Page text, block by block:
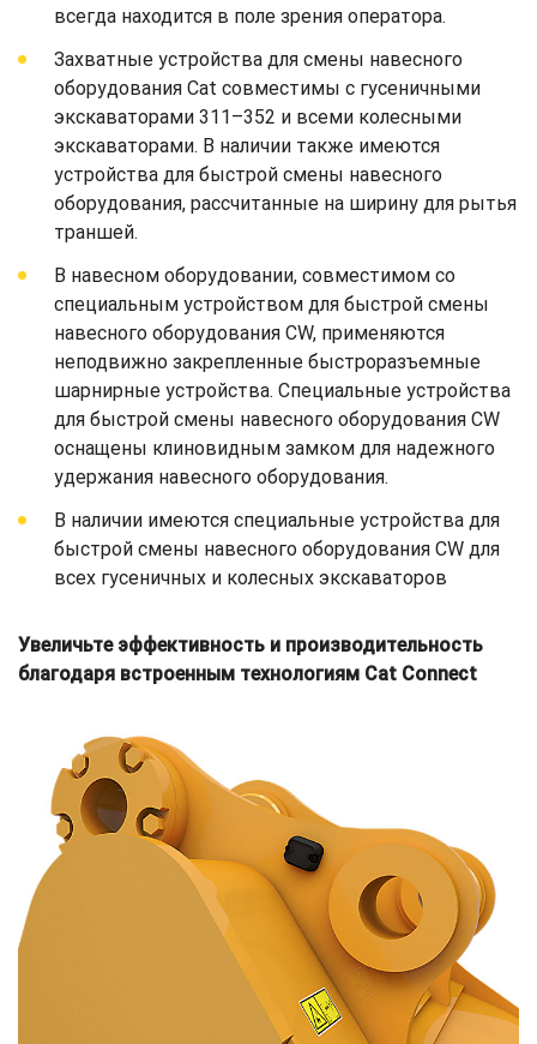
всегда находится в поле зрения оператора.
Захватные устройства для смены навесного
оборудования Cat совместимы с гусеничными
экскаваторами 311–352 и всеми колесными
экскаваторами. В наличии также имеются
устройства для быстрой смены навесного
оборудования, рассчитанные на ширину для рытья
траншей.
В навесном оборудовании, совместимом со
специальным устройством для быстрой смены
навесного оборудования CW, применяются
неподвижно закрепленные быстроразъемные
шарнирные устройства. Специальные устройства
для быстрой смены навесного оборудования CW
оснащены клиновидным замком для надежного
удержания навесного оборудования.
В наличии имеются специальные устройства для
быстрой смены навесного оборудования CW для
всех гусеничных и колесных экскаваторов
Увеличьте эффективность и производительность
благодаря встроенным технологиям Cat Connect